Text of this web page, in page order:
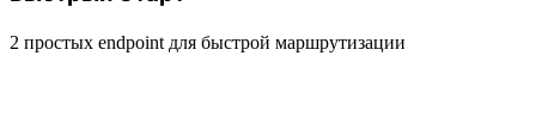
2 простых endpoint для быстрой маршрутизации